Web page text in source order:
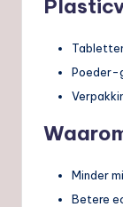
Poeder-
Minder
Betere